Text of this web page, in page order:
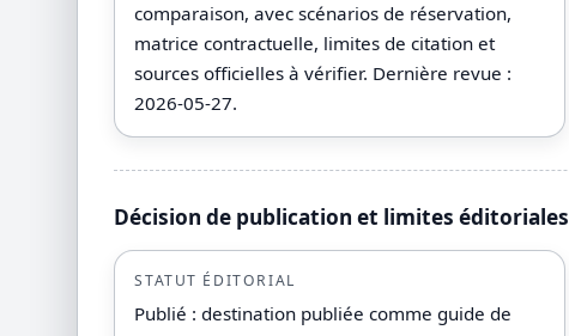
comparaison, avec scénarios de réservation,
matrice contractuelle, limites de citation et
sources officielles à vérifier. Dernière revue :
2026-05-27.
Décision de publication et limites éditoriales
STATUT ÉDITORIAL
Publié : destination publiée comme guide de